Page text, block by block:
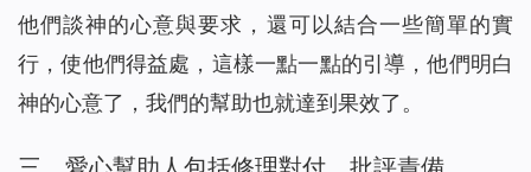
他們談神的心意與要求，還可以結合一些簡單的實
行，使他們得益處，這樣一點一點的引導，他們明白
神的心意了，我們的幫助也就達到果效了。